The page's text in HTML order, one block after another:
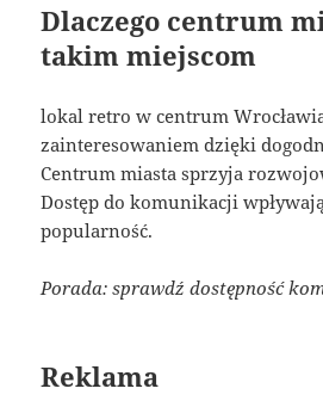
Dlaczego centrum
takim miejscom
lokal retro w centrum
zainteresowaniem dzięki
Centrum miasta sprzyja
Dostęp do komunikacji
popularność.
Porada: sprawdź dostępność
Reklama